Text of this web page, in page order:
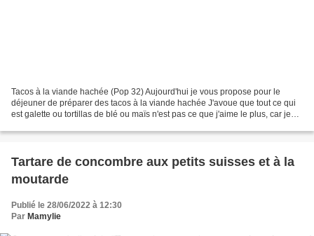
Tacos à la viande hachée (Pop 32) Aujourd'hui je vous propose pour le
déjeuner de préparer des tacos à la viande hachée J'avoue que tout ce qui
est galette ou tortillas de blé ou maïs n'est pas ce que j'aime le plus, car je
Tartare de concombre aux petits suisses et à la
moutarde
Publié le 28/06/2022 à 12:30
Par Mamylie